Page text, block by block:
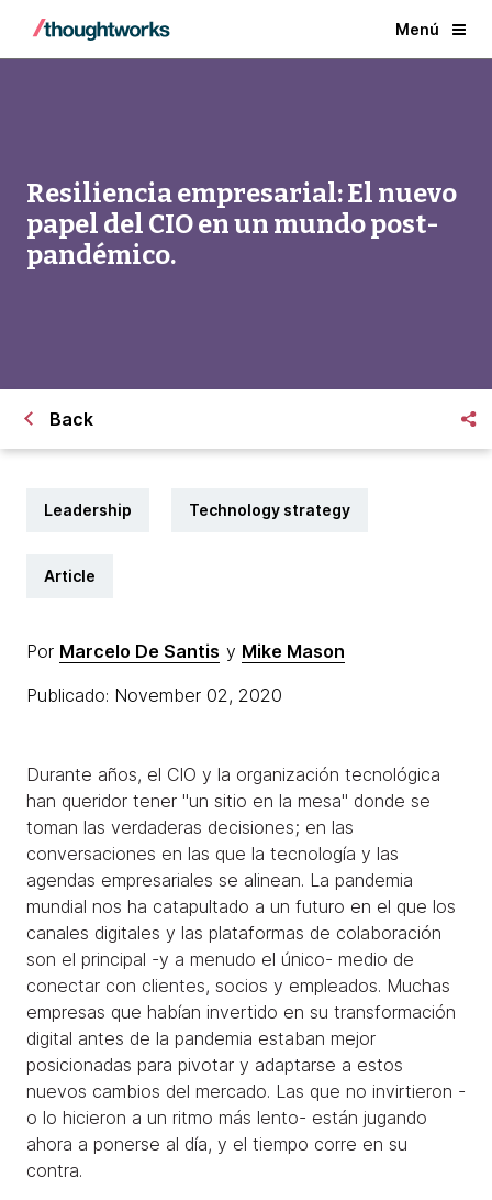
Menú
Resiliencia empresarial: El nuevo
papel del CIO en un mundo post-
pandémico.
Back
Leadership Technology strategy
Article
Por Marcelo De Santis y Mike Mason
Publicado: November 02, 2020
Durante años, el CIO y la organización tecnológica
han queridor tener "un sitio en la mesa" donde se
toman las verdaderas decisiones; en las
conversaciones en las que la tecnología y las
agendas empresariales se alinean. La pandemia
mundial nos ha catapultado a un futuro en el que los
canales digitales y las plataformas de colaboración
son el principal -y a menudo el único- medio de
conectar con clientes, socios y empleados. Muchas
empresas que habían invertido en su transformación
digital antes de la pandemia estaban mejor
posicionadas para pivotar y adaptarse a estos
nuevos cambios del mercado. Las que no invirtieron -
o lo hicieron a un ritmo más lento- están jugando
ahora a ponerse al día, y el tiempo corre en su
contra.